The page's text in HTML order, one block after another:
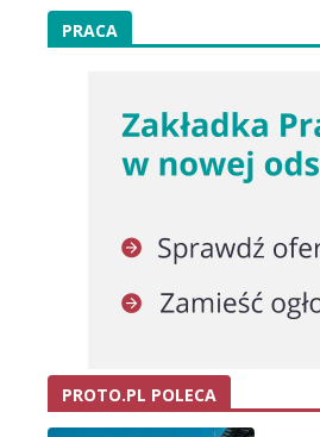
PRACA
PROTO.PL POLECA